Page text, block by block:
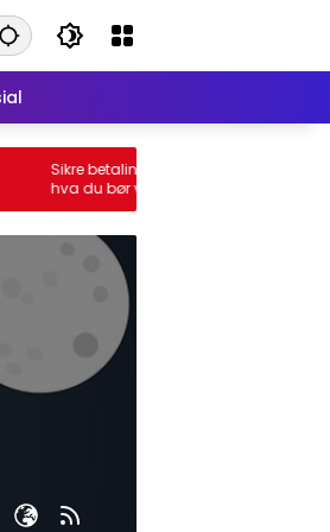
Sikre betalinger hos Beste Casino Norge:
hva du bør vite om innskudd og uttak